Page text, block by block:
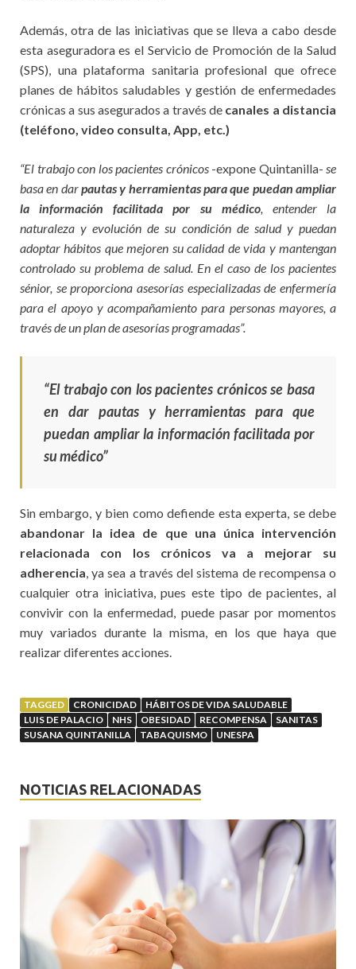
Además, otra de las iniciativas que se lleva a cabo desde
esta aseguradora es el Servicio de Promoción de la Salud
(SPS), una plataforma sanitaria profesional que ofrece
planes de hábitos saludables y gestión de enfermedades
crónicas a sus asegurados a través de canales a distancia
(teléfono, video consulta, App, etc.)
“El trabajo con los pacientes crónicos -expone Quintanilla- se
basa en darpautas y herramientas para que puedan ampliar
la información facilitada por su médico, entender la
naturaleza y evolución de su condición de salud y puedan
adoptar hábitos que mejoren su calidad de vida y mantengan
controlado su problema de salud. En el caso de los pacientes
sénior, se proporciona asesorías especializadas de enfermería
para el apoyo y acompañamiento para personas mayores, a
través de un plan de asesorías programadas”.
“El trabajo con los pacientes crónicosse basa
en dar pautas y herramientas para que
puedan ampliar la información facilitada por
su médico”
Sin embargo, y bien como defiende esta experta, se debe
abandonar la idea de que una única intervención
relacionada con los crónicos va a mejorar su
adherencia, ya sea a través del sistema de recompensa o
cualquier otra iniciativa, pues este tipo de pacientes, al
convivir con la enfermedad, puede pasar por momentos
muy variados durante la misma, en los que haya que
realizar diferentes acciones.
TAGGED CRONICIDAD
HÁBITOS DE VIDA SALUDABLE
LUIS DE PALACIO
NHS OBESIDAD RECOMPENSA
SANITAS
SUSANA QUINTANILLA
TABAQUISMO UNESPA
NOTICIAS RELACIONADAS